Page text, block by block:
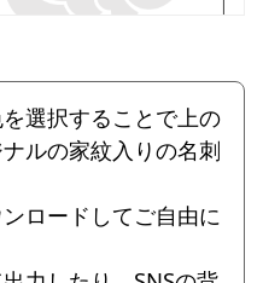
選択することで上の
ルの家紋入りの名刺
ロードしてご自由に